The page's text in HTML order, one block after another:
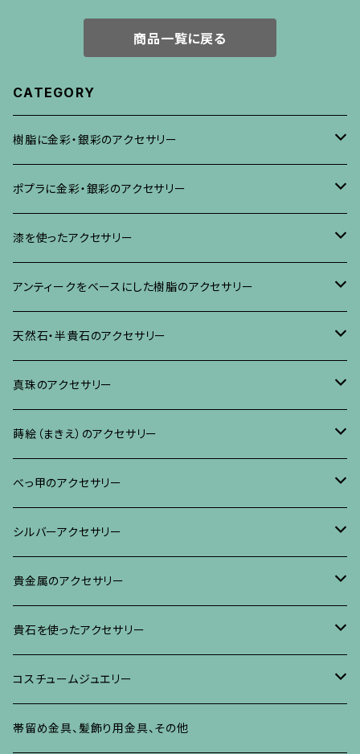
商品一覧に戻る
CATEGORY
樹脂に金彩・銀彩のアクセサリー
ブローチ
イヤリング・ピアス
ネックレス、その他
ポプラに金彩・銀彩のアクセサリー
ブローチ
イヤリング、ピアス
ネックレス、ペンダント
ブレスレット、バングル、その他
漆を使ったアクセサリー
ブローチ
イヤリング・ピアス
ネックレス・ペンダント
リング
ブレスレット・バングル、その他
アンティークをベースにした樹脂のアクセサリー
ブローチ
イヤリング・ピアス
ネックレス、ペンダント
ブレスレット、その他
天然石・半貴石のアクセサリー
ブローチ
イヤリング・ピアス
ネックレス、ペンダント
リング
ブレスレット、その他
真珠のアクセサリー
ブローチ
イヤリング・ピアス
ネックレス、ペンダント
リング
ブレスレット、その他
蒔絵（まきえ）のアクセサリー
べっ甲に蒔絵のアクセサリー
ブローチ
イヤリング・ピアス
真珠に蒔絵のアクセサリー
ブローチ
イヤリング、ピアス
水晶に蒔絵のアクセサリー
ブローチ
イヤリング、ピアス
朴の木やポプラに蒔絵のアクセサリー
ブローチ
イヤリング・ピアス
その他の蒔絵のアクセサリー
べっ甲のアクセサリー
ブローチ
イヤリング、ピアス
ネックレス、ペンダント
リング
ブレスレット、バングル、その他
シルバーアクセサリー
ブローチ
イヤリング、ピアス
ネックレス、ペンダント
リング
貴金属のアクセサリー
ブローチ
イヤリング、ピアス
ネックレス、ペンダント
貴石を使ったアクセサリー
ブローチ
イヤリング、ピアス
コスチュームジュエリー
ブローチ
帯留め金具、髪飾り用金具、その他